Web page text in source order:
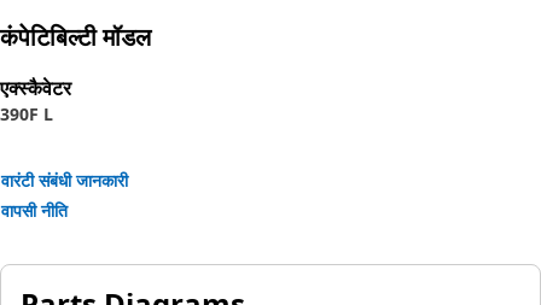
कंपेटिबिल्टी मॉडल
एक्स्कैवेटर
390F L
वारंटी संबंधी जानकारी
वापसी नीति